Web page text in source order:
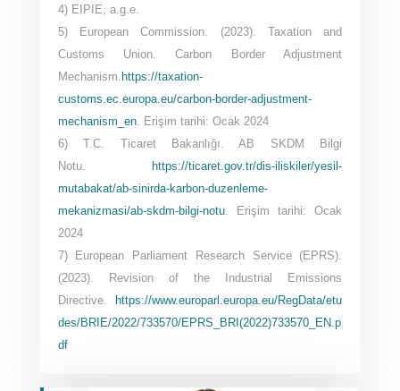
4) EIPIE, a.g.e.
5) European Commission. (2023). Taxation and
Customs Union. Carbon Border Adjustment
Mechanism. https://taxation-
customs.ec.europa.eu/carbon-border-adjustment-
mechanism_en. Erişim tarihi: Ocak 2024
6) T.C. Ticaret Bakanlığı. AB SKDM Bilgi
Notu.
https://ticaret.gov.tr/dis-iliskiler/yesil-
mutabakat/ab-sinirda-karbon-duzenleme-
mekanizmasi/ab-skdm-bilgi-notu. Erişim tarihi: Ocak
2024
7) European Parliament Research Service (EPRS).
(2023). Revision of the Industrial Emissions
Directive.
https://www.europarl.europa.eu/RegData/etu
des/BRIE/2022/733570/EPRS_BRI(2022)733570_EN.p
df